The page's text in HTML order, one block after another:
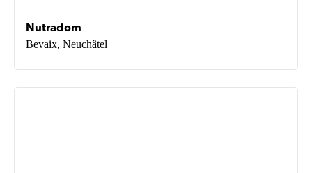
Nutradom
Bevaix, Neuchâtel